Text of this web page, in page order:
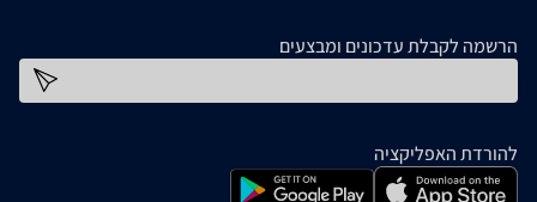
הרשמה לקבלת עדכונים ומבצעים
להורדת האפליקציה